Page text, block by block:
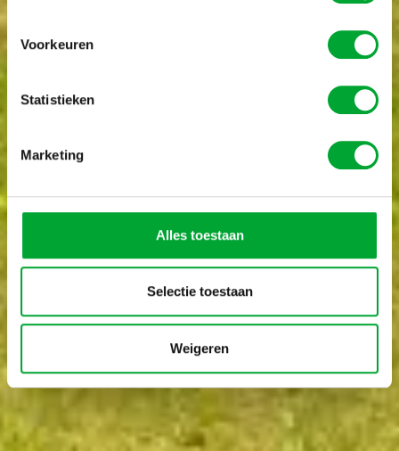
Voorkeuren
Statistieken
Marketing
Alles toestaan
Selectie toestaan
Weigeren
scroll